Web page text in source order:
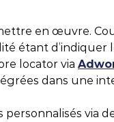
en œuvre.
étant d’indiquer
locator via
dans une
via